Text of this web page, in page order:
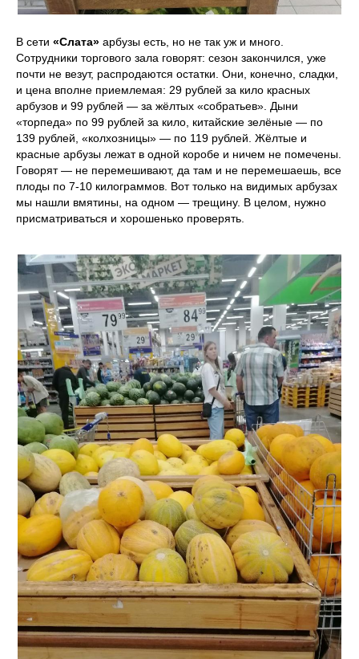
В сети «Слата» арбузы есть, но не так уж и много.
Сотрудники торгового зала говорят: сезон закончился, уже
почти не везут, распродаются остатки. Они, конечно, сладки,
и цена вполне приемлемая: 29 рублей за кило красных
арбузов и 99 рублей — за жёлтых «собратьев». Дыни
«торпеда» по 99 рублей за кило, китайские зелёные — по
139 рублей, «колхозницы» — по 119 рублей. Жёлтые и
красные арбузы лежат в одной коробе и ничем не помечены.
Говорят — не перемешивают, да там и не перемешаешь, все
плоды по 7-10 килограммов. Вот только на видимых арбузах
мы нашли вмятины, на одном — трещину. В целом, нужно
присматриваться и хорошенько проверять.